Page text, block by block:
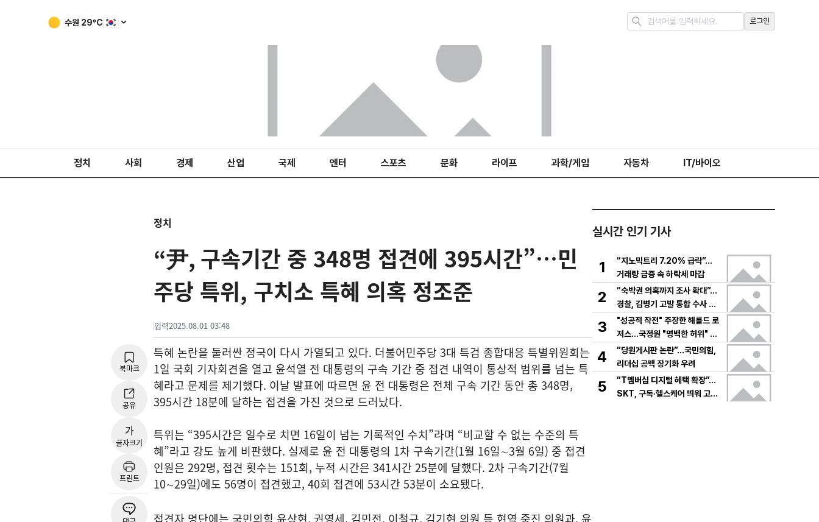
수원 29ºC 로그인
정치 사회 경제 산업 국제 엔터 스포츠 문화 라이프 과학/게임 자동차 IT/바이오
정치
“尹, 구속기간 중 348명 접견에 395시간”…민
주당 특위, 구치소 특혜 의혹 정조준
입력2025.08.01 03:48
북마크
공유
가
글자크기
프린트
특혜 논란을 둘러싼 정국이 다시 가열되고 있다. 더불어민주당 3대 특검 종합대응 특별위원회는
1일 국회 기자회견을 열고 윤석열 전 대통령의 구속 기간 중 접견 내역이 통상적 범위를 넘는 특
혜라고 문제를 제기했다. 이날 발표에 따르면 윤 전 대통령은 전체 구속 기간 동안 총 348명,
395시간 18분에 달하는 접견을 가진 것으로 드러났다.
특위는 “395시간은 일수로 치면 16일이 넘는 기록적인 수치”라며 “비교할 수 없는 수준의 특
혜”라고 강도 높게 비판했다. 실제로 윤 전 대통령의 1차 구속기간(1월 16일∼3월 6일) 중 접견
인원은 292명, 접견 횟수는 151회, 누적 시간은 341시간 25분에 달했다. 2차 구속기간(7월
10∼29일)에도 56명이 접견했고, 40회 접견에 53시간 53분이 소요됐다.
접견자 명단에는 국민의힘 윤상현, 권영세, 김민전, 이철규, 김기현 의원 등 현역 중진 의원과, 윤
실시간 인기 기사
1
“지노믹트리 7.20% 급락”…
거래량 급증 속 하락세 마감
2
“숙박권 의혹까지 조사 확대”…
경찰, 김병기 고발 통합 수사 속
도
3
"성공적 작전" 주장한 해롤드 로
저스…국정원 "명백한 허위" 정
면 충돌
4
“당원게시판 논란”…국민의힘,
리더십 공백 장기화 우려
5
“T멤버십 디지털 혜택 확장”…
SKT, 구독·헬스케어 띄워 고객